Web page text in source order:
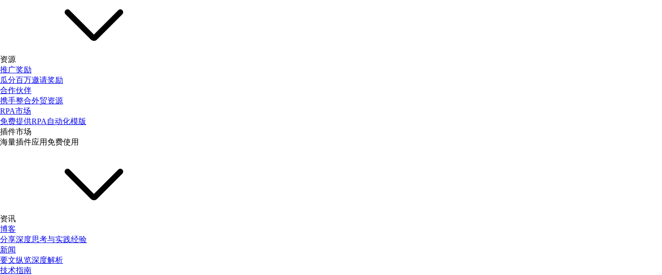
资源
推广奖励
瓜分百万邀请奖励
合作伙伴
携手整合外贸资源
RPA市场
免费提供RPA自动化模版
插件市场
海量插件应用免费使用
资讯
博客
分享深度思考与实践经验
新闻
要文纵览深度解析
技术指南